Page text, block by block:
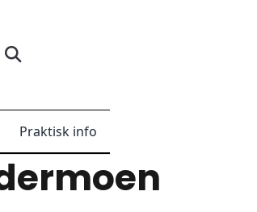
Praktisk info